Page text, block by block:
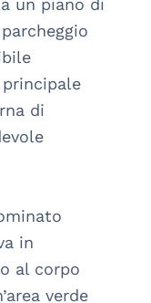
un piano di
di
in
al corpo
verde